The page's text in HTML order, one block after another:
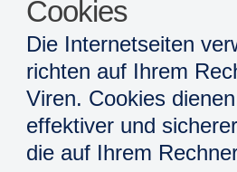
Cookies
Die Internetseiten
richten auf Ihrem
Viren. Cookies
effektiver und
die auf Ihrem